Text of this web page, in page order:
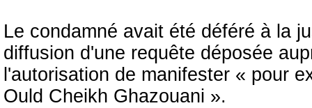
Le condamné avait été déféré à la
diffusion d'une requête déposée
l'autorisation de manifester « pour
Ould Cheikh Ghazouani ».